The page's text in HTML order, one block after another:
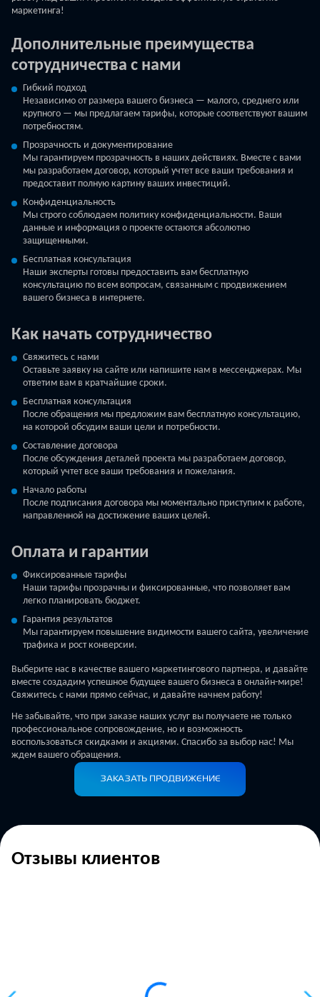
маркетинга!
Дополнительные преимущества
сотрудничества с нами
Гибкий подход
Независимо от размера вашего бизнеса — малого, среднего или
крупного — мы предлагаем тарифы, которые соответствуют вашим
потребностям.
Прозрачность и документирование
Мы гарантируем прозрачность в наших действиях. Вместе с вами
мы разработаем договор, который учтет все ваши требования и
предоставит полную картину ваших инвестиций.
Конфиденциальность
Мы строго соблюдаем политику конфиденциальности. Ваши
данные и информация о проекте остаются абсолютно
защищенными.
Бесплатная консультация
Наши эксперты готовы предоставить вам бесплатную
консультацию по всем вопросам, связанным с продвижением
вашего бизнеса в интернете.
Как начать сотрудничество
Свяжитесь с нами
Оставьте заявку на сайте или напишите нам в мессенджерах. Мы
ответим вам в кратчайшие сроки.
Бесплатная консультация
После обращения мы предложим вам бесплатную консультацию,
на которой обсудим ваши цели и потребности.
Составление договора
После обсуждения деталей проекта мы разработаем договор,
который учтет все ваши требования и пожелания.
Начало работы
После подписания договора мы моментально приступим к работе,
направленной на достижение ваших целей.
Оплата и гарантии
Фиксированные тарифы
Наши тарифы прозрачны и фиксированные, что позволяет вам
легко планировать бюджет.
Гарантия результатов
Мы гарантируем повышение видимости вашего сайта, увеличение
трафика и рост конверсии.
Выберите нас в качестве вашего маркетингового партнера, и давайте
вместе создадим успешное будущее вашего бизнеса в онлайн-мире!
Свяжитесь с нами прямо сейчас, и давайте начнем работу!
Не забывайте, что при заказе наших услуг вы получаете не только
профессиональное сопровождение, но и возможность
воспользоваться скидками и акциями. Спасибо за выбор нас! Мы
ждем вашего обращения.
ЗАКАЗАТЬ ПРОДВИЖЕНИЕ
Отзывы клиентов